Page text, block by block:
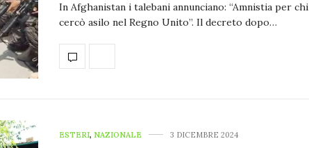
In Afghanistan i talebani annunciano: “Amnistia per chi
cercò asilo nel Regno Unito”. Il decreto dopo…
ESTERI, NAZIONALE 3 DICEMBRE 2024